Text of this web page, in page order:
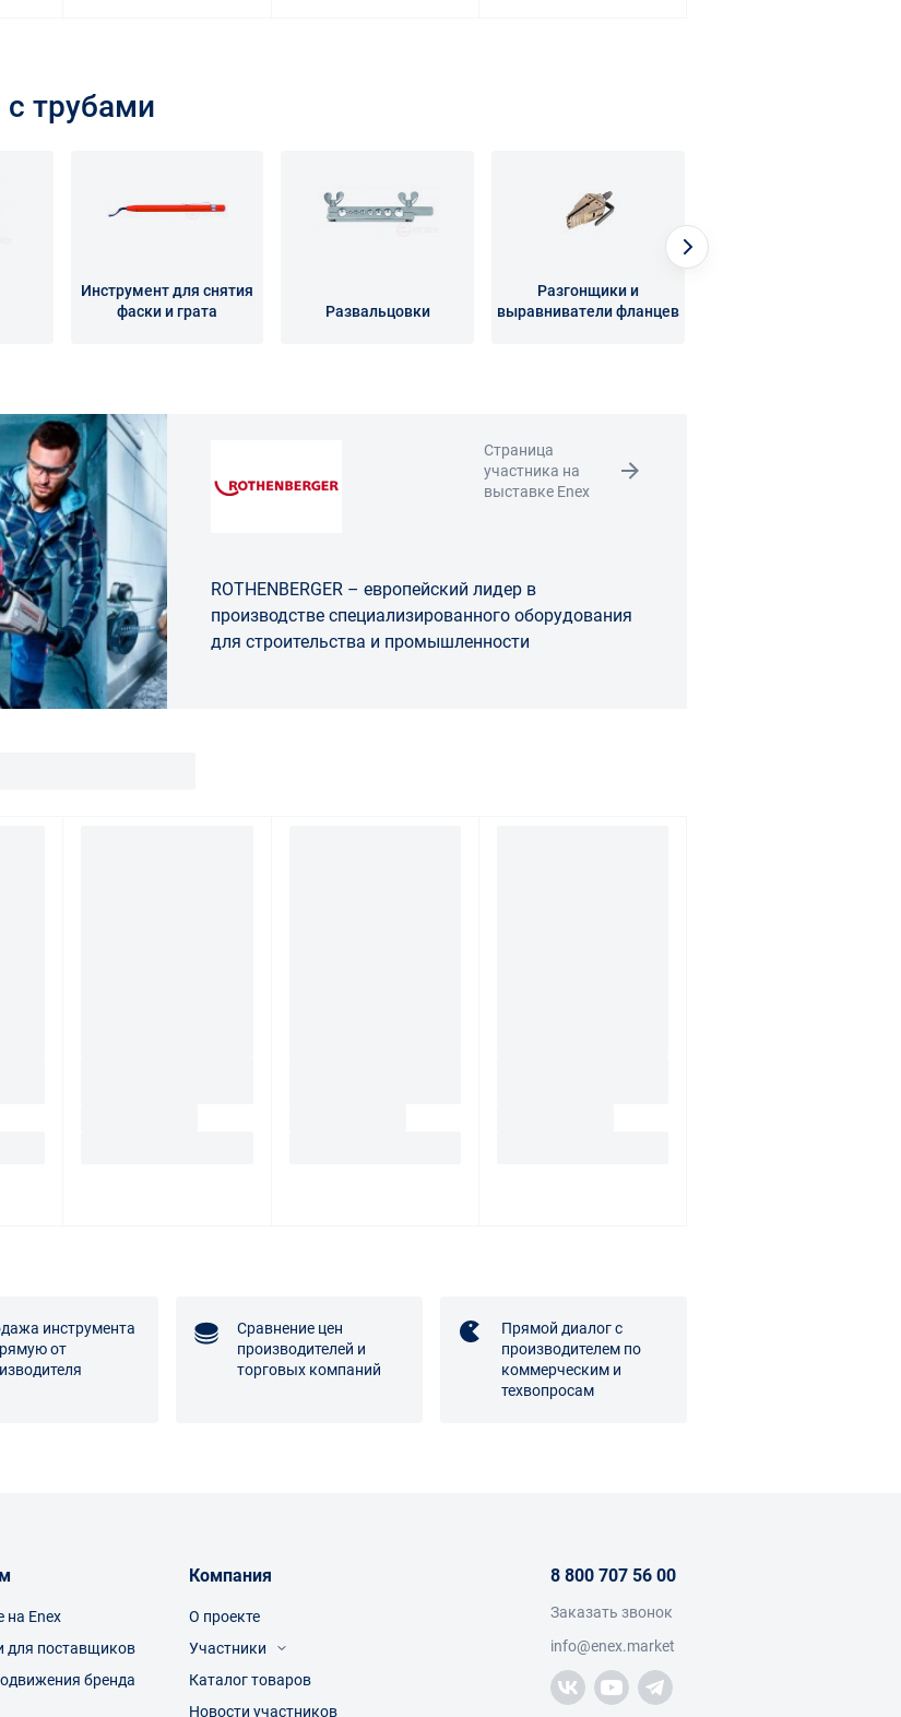
трубами
Инструмент для снятия
фаски и грата
Развальцовки
Разгонщики и
выравниватели фланцев
Страница
участника на
выставке Enex
ROTHENBERGER – европейский лидер в
производстве специализированного оборудования
для строительства и промышленности
инструмента
от
Сравнение цен
производителей и
торговых компаний
Прямой диалог с
производителем по
коммерческим и
техвопросам
на Enex
для поставщиков
бренда
Компания
О проекте
Участники
Посетители
Каталог товаров
Новости участников
8 800 707 56 00
Заказать звонок
info@enex.market